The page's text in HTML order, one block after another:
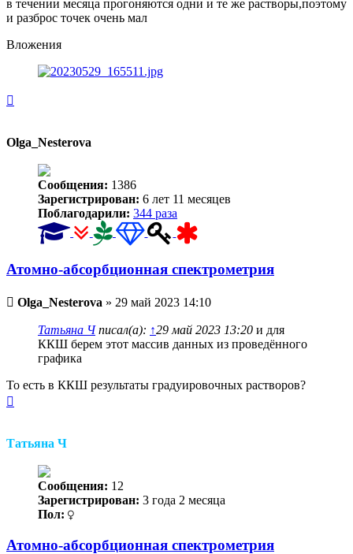
в течении месяца прогоняются одни и те же растворы,поэтому
и разброс точек очень мал
Вложения
Olga_Nesterova
Сообщения: 1386
Зарегистрирован: 6 лет 11 месяцев
Поблагодарили: 344 раза
Атомно-абсорбционная спектрометрия
Непрочитанное
сообщение
Olga_Nesterova » 29 май 2023 14:10
Татьяна Чписал(а): ↑29 май 2023 13:20 и для
ККШ берем этот массив данных из проведённого
графика
То есть в ККШ результаты градуировочных растворов?
Татьяна Ч
Сообщения: 12
Зарегистрирован: 3 года 2 месяца
Пол:
Атомно-абсорбционная спектрометрия